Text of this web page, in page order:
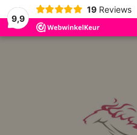
9,9
19 Reviews